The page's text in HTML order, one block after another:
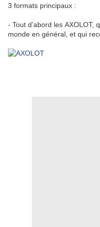
3 formats principaux :
- Tout d’abord les AXOLOT,
monde en général, et qui